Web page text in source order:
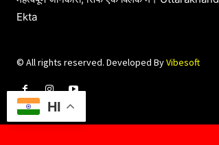
Ekta
© All rights reserved. Developed ByVibesoft
HI